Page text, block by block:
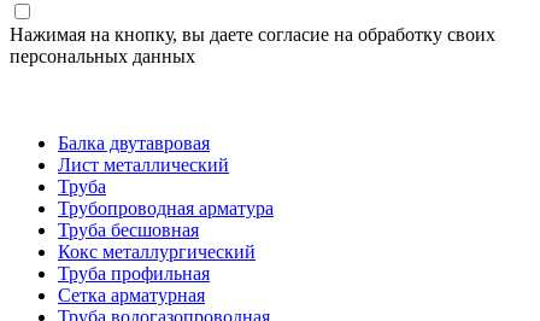
Нажимая на кнопку, вы даете согласие на обработку своих
персональных данных
Балка двутавровая
Лист металлический
Труба
Трубопроводная арматура
Труба бесшовная
Кокс металлургический
Труба профильная
Cетка арматурная
Труба водогазопроводная